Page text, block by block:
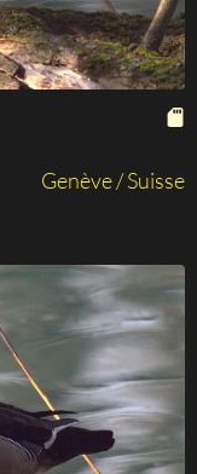
Genève / Suisse